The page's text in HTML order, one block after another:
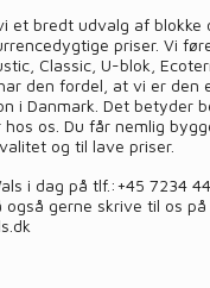
et bredt udvalg af blokke
priser. Vi
Classic, U-blok,
den fordel, at vi er den
i Danmark. Det betyder
hos os. Du får nemlig
og til lave priser.
i dag på tlf.:+45 7234
også gerne skrive til os på